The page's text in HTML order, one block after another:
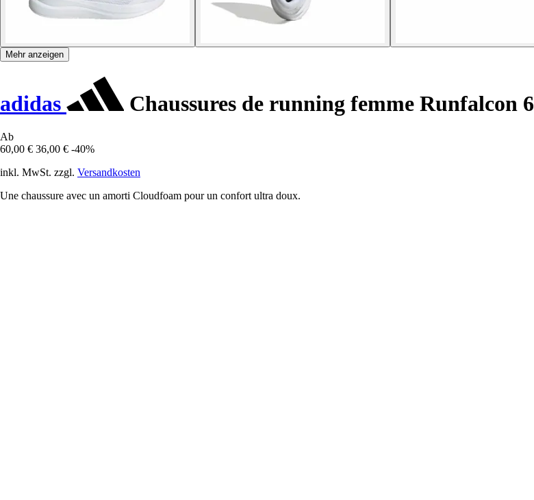
Mehr anzeigen
adidas Chaussures de running femme Runfalcon 6
Ab
60,00 € 36,00 € -40%
inkl. MwSt. zzgl. Versandkosten
Une chaussure avec un amorti Cloudfoam pour un confort ultra doux.